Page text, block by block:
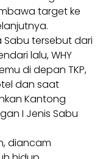
target ke
Sabu tersebut dari
lalu, WHY
di depan TKP,
dan saat
Kantong
I Jenis Sabu
diancam